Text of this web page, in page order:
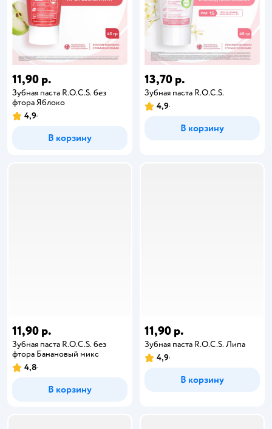
11,90 р.
Зубная паста R.O.C.S. без
фтора Яблоко
4,9
В корзину
13,70 р.
Зубная паста R.O.C.S.
4,9
В корзину
11,90 р.
Зубная паста R.O.C.S. без
фтора Банановый микс
4,8
В корзину
11,90 р.
Зубная паста R.O.C.S. Липа
4,9
В корзину